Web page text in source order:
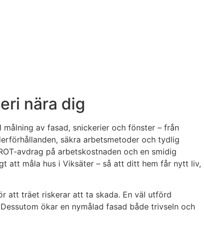
nära dig
av fasad, snickerier och fönster – från
säkra arbetsmetoder och tydlig
avdrag på arbetskostnaden och en smidig
att måla hus i Viksäter – så att ditt hem får nytt liv,
att träet riskerar att ta skada. En väl utförd
ökar en nymålad fasad både trivseln och